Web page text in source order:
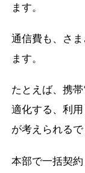
ます。
通信費も、さ
ます。
たとえば、携
適化する、利
が考えられるで
本部で一括契